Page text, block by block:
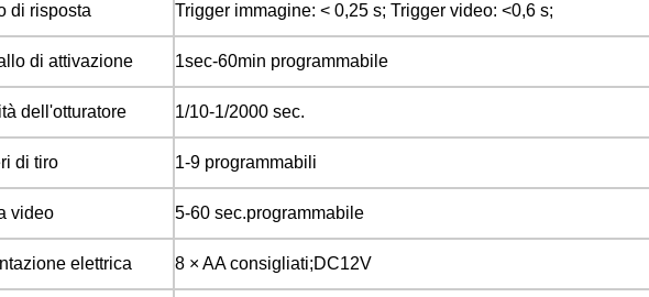
di risposta Trigger immagine: < 0,25 s; Trigger video: <0,6 s;
di attivazione 1sec-60min programmabile
dell'otturatore 1/10-1/2000 sec.
di tiro 1-9 programmabili
video 5-60 sec.programmabile
elettrica 8 × AA consigliati;DC12V